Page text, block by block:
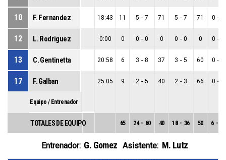
10 F. Fernandez 18:43 11 5 - 7 71 5 - 7 71 0 -
12 L. Rodriguez 0:00 0 0 - 0 0 0 - 0 0 0 -
13 C. Gentinetta 20:58 6 3 - 8 37 3 - 5 60 0 -
17 F. Galban 25:05 9 2 - 5 40 2 - 3 66 0 -
Equipo / Entrenador
TOTALES DE EQUIPO 65 24 - 60 40 18 - 36 50 6 -
Entrenador: G. Gomez Asistente: M. Lutz